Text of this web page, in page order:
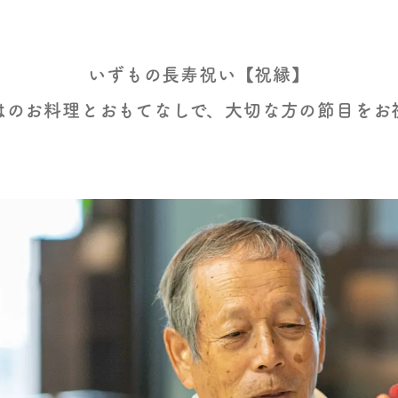
いずもの長寿祝い【祝縁】
のお料理とおもてなしで、大切な方の節目をお